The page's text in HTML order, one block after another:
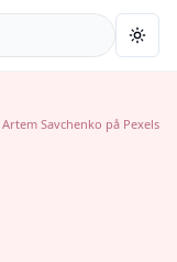
Artem Savchenko på Pexels